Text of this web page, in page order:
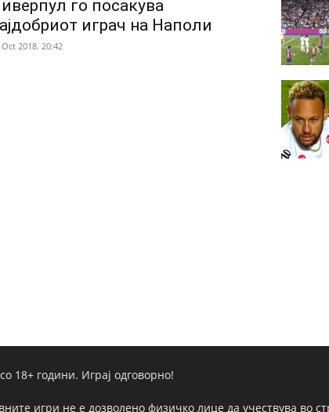
го посакува
играч на Наполи
Oct 2018. 20:42
18+ години. Играј одговорно!
игри не е дозволено физичко лице да учествува во